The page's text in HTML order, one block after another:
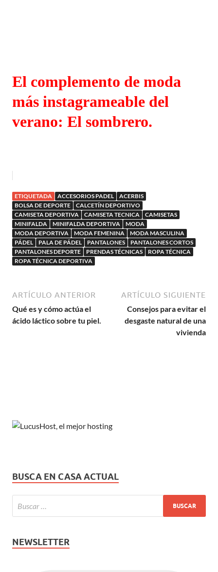
El complemento de moda
más instagrameable del
verano: El sombrero.
ETIQUETADA ACCESORIOS PADEL
ACERBIS
BOLSA DE DEPORTE
CALCETÍN DEPORTIVO
CAMISETA DEPORTIVA
CAMISETA TECNICA
CAMISETAS
MINIFALDA
MINIFALDA DEPORTIVA
MODA
MODA DEPORTIVA
MODA FEMENINA
MODA MASCULINA
PÁDEL
PALA DE PÁDEL PANTALONES
PANTALONES CORTOS
PANTALONES DEPORTE
PRENDAS TÉCNICAS
ROPA TÉCNICA
ROPA TÉCNICA DEPORTIVA
ARTÍCULO ANTERIOR
Qué es y cómo actúa el
ácido láctico sobre tu piel.
ARTÍCULO SIGUIENTE
Consejos para evitar el
desgaste natural de una
vivienda
BUSCA EN CASA ACTUAL
NEWSLETTER